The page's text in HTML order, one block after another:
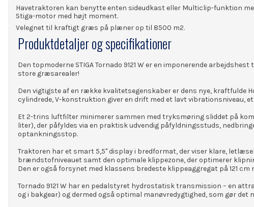
Havetraktoren kan benytte enten sideudkast eller Multiclip-funktion
Stiga-motor med højt moment.
Velegnet til kraftigt græs på plæner op til 8500 m2.
Produktdetaljer og specifikationer
Den topmoderne STIGA Tornado 9121 W er en imponerende
store græsarealer!
Den vigtigste af en række kvalitetsegenskaber er dens nye, kraftfulde
cylindrede, V-konstruktion giver en drift med et lavt vibrationsniveau,
Et 2-trins luftfilter minimerer sammen med tryksmøring sliddet på
liter), der påfyldes via en praktisk udvendig påfyldningsstuds,
optankningsstop.
Traktoren har et smart 5,5" display i bredformat, der viser klare,
brændstofniveauet samt den optimale klippezone, der optimerer
Den er også forsynet med klassens bredeste klippeaggregat på 121
Tornado 9121 W har en pedalstyret hydrostatisk transmission – en
og i bakgear) og dermed også optimal manøvredygtighed, som gør